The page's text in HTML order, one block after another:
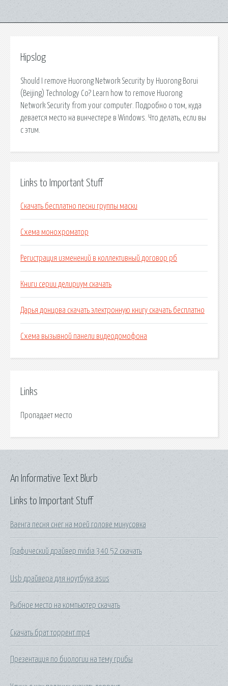
Hipslog
Should I remove Huorong Network Security by Huorong Borui
(Beijing) Technology Co? Learn how to remove Huorong
Network Security from your computer. Подробно о том, куда
девается место на винчестере в Windows. Что делать, если вы
с этим.
Links to Important Stuff
Скачать бесплатно песни группы маски
Схема монохроматор
Регистрация изменений в коллективный договор рб
Книги серии делириум скачать
Дарья донцова скачать электронную книгу скачать бесплатно
Схема вызывной панели видеодомофона
Links
Пропадает место
Links to Important Stuff
Ваенга песня снег на моей голове минусовка
Графический драйвер nvidia 340 52 скачать
Usb драйвера для ноутбука asus
Рыбное место на компьютер скачать
Скачать брат торрент mp4
Презентация по биологии на тему грибы
An Informative Text Blurb